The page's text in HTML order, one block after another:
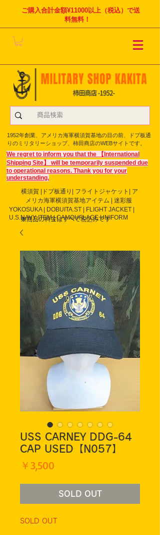
ご購入合計金額¥11000以上（税込）で送
料無料！
1952年創業、アメリカ海軍横須賀基地の目の前、ドブ板通
りのミリタリーショップ、柿田商店のWEBサイトです。
We regret to inform you that the 【International
Shipping Site】 will be temporarily suspended due
to operational reasons. Thank you for your
understanding.
横須賀 |ドブ板通り| フライト ジャケット| ア
メリカ海軍横須賀基地アイテム | 迷彩服
YOKOSUKA | DOBUITA.ST | FLIGHT JACKET |
U.S.NAVY ITEM | CAMOUFLAGE UNIFORM
※商品の料金はすべて税込みです
USS CARNEY DDG-64
CAP USED【N057】
￥3,500
SOLD OUT
SOLD OUT